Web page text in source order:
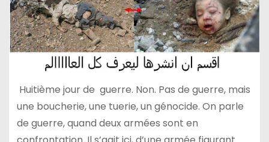
Huitième jour de guerre. Non. Pas de guerre, mais
une boucherie, une tuerie, un génocide. On parle
de guerre, quand deux armées sont en